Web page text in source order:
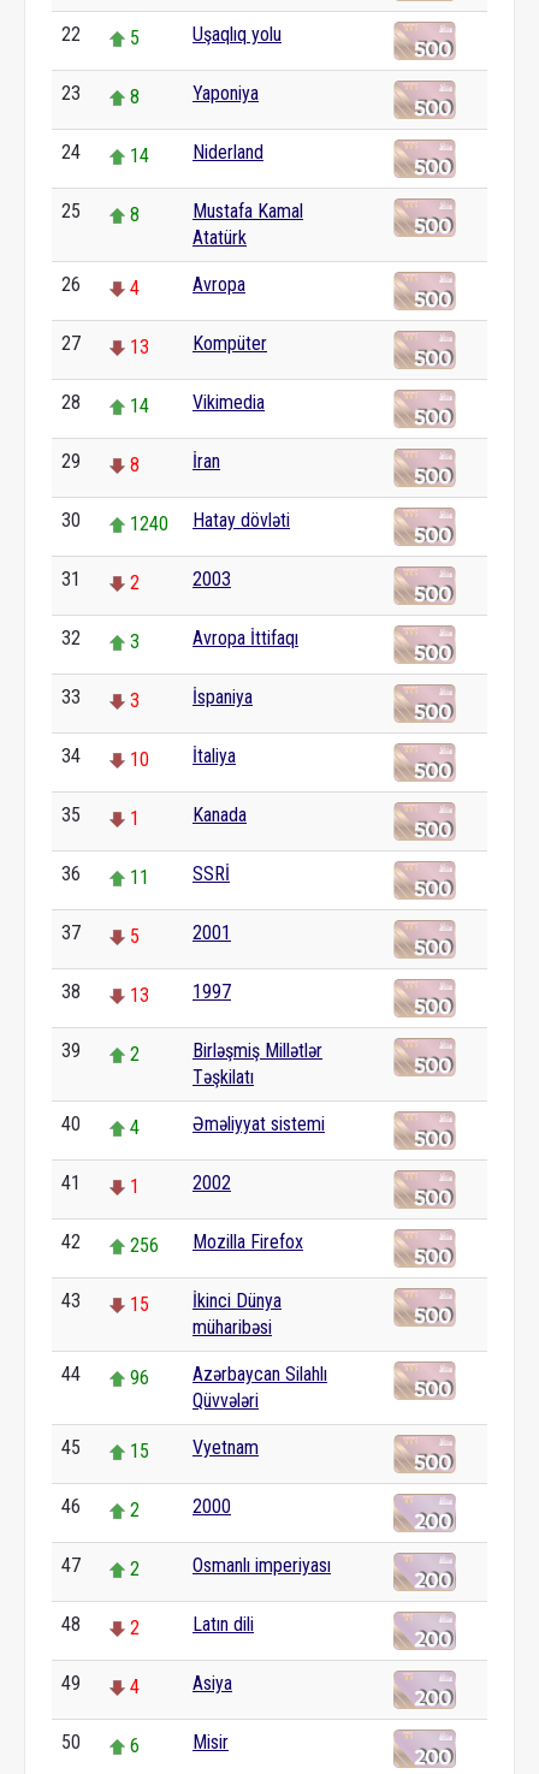
22 5 Uşaqlıq yolu
23 8 Yaponiya
24 14 Niderland
25 8
Mustafa Kamal
Atatürk
26 4 Avropa
27 13 Kompüter
28 14 Vikimedia
29 8 İran
30 1240 Hatay dövləti
31 2 2003
32 3 Avropa İttifaqı
33 3 İspaniya
34 10 İtaliya
35 1 Kanada
36 11 SSRİ
37 5 2001
38 13 1997
39 2
Birləşmiş Millətlər
Təşkilatı
40 4 Əməliyyat sistemi
41 1 2002
42 256 Mozilla Firefox
43 15
İkinci Dünya
müharibəsi
44 96
Azərbaycan Silahlı
Qüvvələri
45 15 Vyetnam
46 2 2000
47 2 Osmanlı imperiyası
48 2 Latın dili
49 4 Asiya
50 6 Misir